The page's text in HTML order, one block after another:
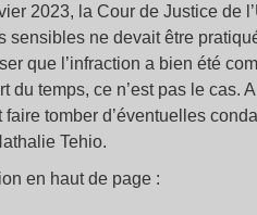
2023, la Cour de Justice de
sensibles ne devait être
que l’infraction a bien été
du temps, ce n’est pas le cas.
tomber d’éventuelles
Tehio.
en haut de page :